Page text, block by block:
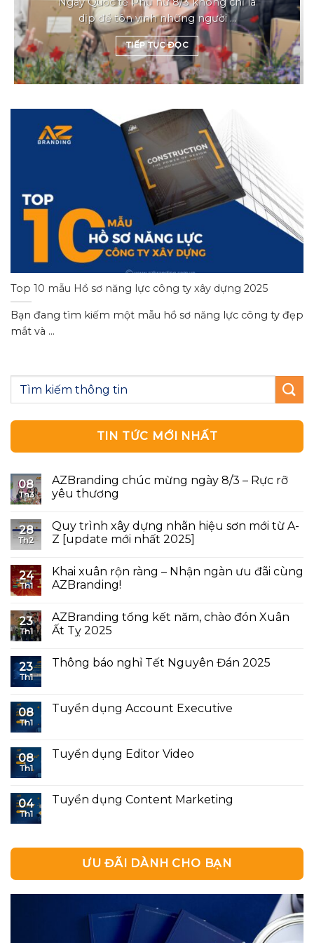
dịp để tôn vinh những người ...
TIẾP TỤC ĐỌC
Top 10 mẫu Hồ sơ năng lực công ty xây dựng 2025
Bạn đang tìm kiếm một mẫu hồ sơ năng lực công ty đẹp
mắt và ...
TIN TỨC MỚI NHẤT
08
Th3
AZBranding chúc mừng ngày 8/3 – Rực rỡ
yêu thương
28
Th2
Quy trình xây dựng nhãn hiệu sơn mới từ A-
Z [update mới nhất 2025]
24
Th1
Khai xuân rộn ràng – Nhận ngàn ưu đãi cùng
AZBranding!
23
Th1
AZBranding tổng kết năm, chào đón Xuân
Ất Tỵ 2025
23
Th1
Thông báo nghỉ Tết Nguyên Đán 2025
08
Th1
Tuyển dụng Account Executive
08
Th1
Tuyển dụng Editor Video
04
Th1
Tuyển dụng Content Marketing
ƯU ĐÃI DÀNH CHO BẠN